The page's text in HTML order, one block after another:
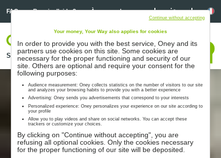
FAQ Besoin d’aide ? À propos de nous Linkedin
Linkedin
Solutions Nos partenaires Accompagnement Ressources
Votre espace
Nous contacter
Your money, Your Way also applies for cookies
In order to provide you with the best service, Oney and its
partners use cookies on this site. Some cookies are
necessary for the proper functioning and security of our
site. Others are optional and require your consent for the
following purposes:
Audience measurement: Oney collects statistics on the number of visitors to our site
and analyzes your browsing habits to provide you with a better experience
Advertising: Oney sends you advertisements that correspond to your interests
Personalized experience: Oney personalizes your experience on our site according to
your profile
Allow you to play videos and share on social networks. You can accept these
trackers or customize your choices.
By clicking on "Continue without accepting", you are
refusing all optional cookies. Only the cookies necessary
for the proper functioning of our site will be deposited.
Continue without accepting